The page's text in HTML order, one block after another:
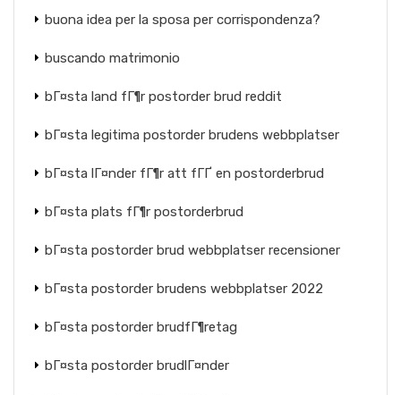
buona idea per la sposa per corrispondenza?
buscando matrimonio
bГ¤sta land fГ¶r postorder brud reddit
bГ¤sta legitima postorder brudens webbplatser
bГ¤sta lГ¤nder fГ¶r att fГҐ en postorderbrud
bГ¤sta plats fГ¶r postorderbrud
bГ¤sta postorder brud webbplatser recensioner
bГ¤sta postorder brudens webbplatser 2022
bГ¤sta postorder brudfГ¶retag
bГ¤sta postorder brudlГ¤nder